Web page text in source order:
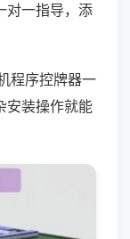
对一指导，添
程序控牌器一
安装操作就能